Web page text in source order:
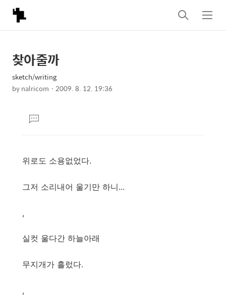
검
색
메
뉴
상
세
컨
본
문
제
목
찾아줄까
sketch/writing
bynalricom 2009. 8. 12. 19:36
댓
글
위로도 소용없었다.
그저 소리내어 울기만 하니...
,
실컷 울다간 하늘아래
무지개가 흘렀다.
,